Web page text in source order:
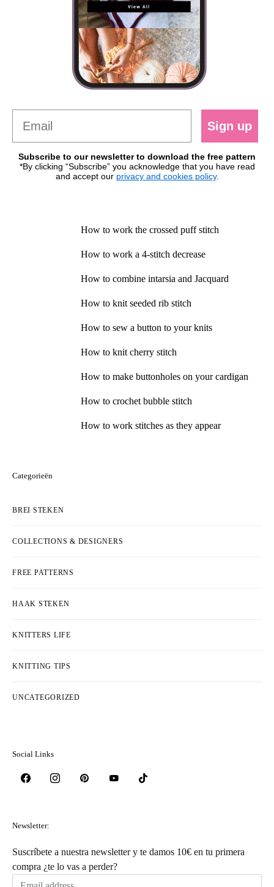
Sign up
Subscribe to our newsletter to download the free pattern
*By clicking “Subscribe” you acknowledge that you have read
and accept our privacy and cookies policy.
How to work the crossed puff stitch
How to work a 4-stitch decrease
How to combine intarsia and Jacquard
How to knit seeded rib stitch
How to sew a button to your knits
How to knit cherry stitch
How to make buttonholes on your cardigan
How to crochet bubble stitch
How to work stitches as they appear
Categorieën
BREI STEKEN
COLLECTIONS & DESIGNERS
FREE PATTERNS
HAAK STEKEN
KNITTERS LIFE
KNITTING TIPS
UNCATEGORIZED
Social Links
Newsletter:
Suscríbete a nuestra newsletter y te damos 10€ en tu primera
compra ¿te lo vas a perder?